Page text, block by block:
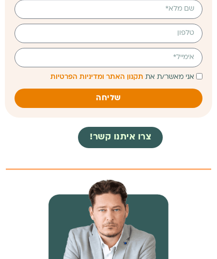
צרו איתנו קשר!
אני מאשר/ת את תקנון האתר ומדיניות הפרטיות
שליחה